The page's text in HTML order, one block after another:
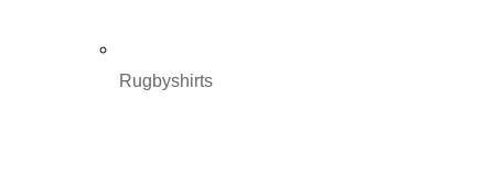
Rugbyshirts